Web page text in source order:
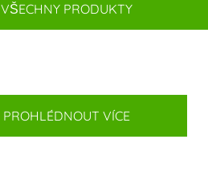
VŠECHNY PRODUKTY
PROHLÉDNOUT VÍCE